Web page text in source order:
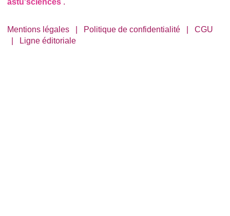
astu'sciences .
Mentions légales Politique de confidentialité |CGU
Ligne éditoriale